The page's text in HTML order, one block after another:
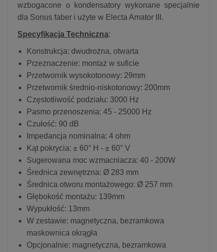
wzbogacone o kondensatory wykonane specjalnie
dla Sonus faber i użyte w Electa Amator III.
Specyfikacja Techniczna:
Konstrukcja: dwudrożna, otwarta
Przeznaczenie: montaż w suficie
Przetwornik wysokotonowy: 29mm
Przetwornik średnio-niskotonowy: 200mm
Częstotliwość podziału: 3000 Hz
Pasmo przenoszenia: 45 - 25000 Hz
Czułość: 90 dB
Impedancja nominalna: 4 ohm
Kąt pokrycia: ± 60° H - ± 60° V
Sugerowana moc wzmacniacza: 40 - 200W
Średnica zewnętrzna: Ø 283 mm
Średnica otworu montażowego: Ø 257 mm
Głębokość montażu: 139mm
Wypukłość: 13mm
W zestawie: magnetyczna, bezramkowa
maskownica okrągła
Opcjonalnie: magnetyczna, bezramkowa